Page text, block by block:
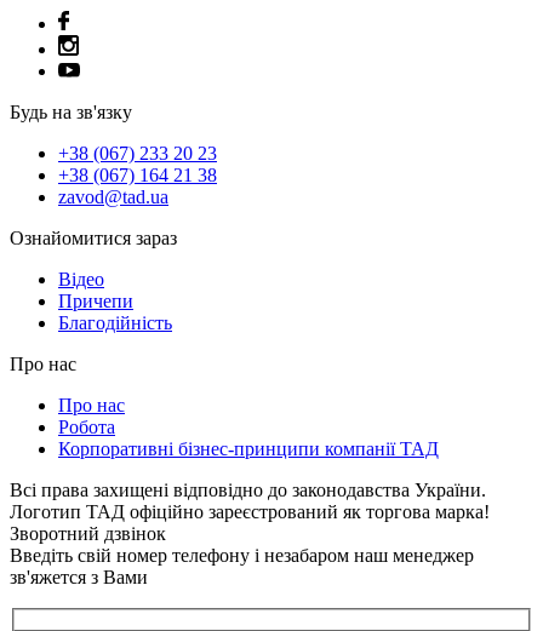
Будь на зв'язку
+38 (067) 233 20 23
+38 (067) 164 21 38
zavod@tad.ua
Ознайомитися зараз
Відео
Причепи
Благодійність
Про нас
Про нас
Робота
Корпоративні бізнес-принципи компанії ТАД
Всі права захищені відповідно до законодавства України.
Логотип ТАД офіційно зареєстрований як торгова марка!
Зворотний дзвінок
Введіть свій номер телефону і незабаром наш менеджер
зв'яжется з Вами